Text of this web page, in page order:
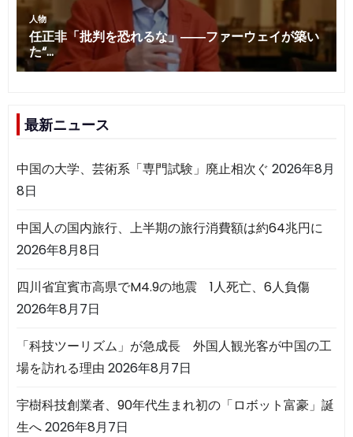
最新ニュース
中国の大学、芸術系「専門試験」廃止相次ぐ 2026年8月
8日
中国人の国内旅行、上半期の旅行消費額は約64兆円に
2026年8月8日
四川省宜賓市高県でM4.9の地震 1人死亡、6人負傷
2026年8月7日
「科技ツーリズム」が急成長 外国人観光客が中国の工
場を訪れる理由 2026年8月7日
宇樹科技創業者、90年代生まれ初の「ロボット富豪」誕
生へ2026年8月7日